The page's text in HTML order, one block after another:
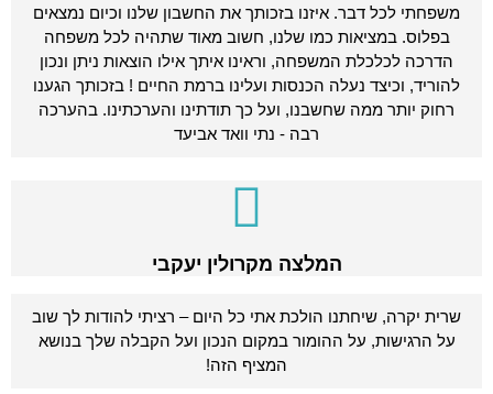
משפחתי לכל דבר. איזנו בזכותך את החשבון שלנו וכיום נמצאים
בפלוס. במציאות כמו שלנו, חשוב מאוד שתהיה לכל משפחה
הדרכה לכלכלת המשפחה, וראינו איתך אילו הוצאות ניתן ונכון
להוריד, וכיצד נעלה הכנסות ועלינו ברמת החיים ! בזכותך הגענו
רחוק יותר ממה שחשבנו, ועל כך תודתינו והערכתינו. בהערכה
רבה - נתי וואד אביעד
המלצה מקרולין יעקבי
שרית יקרה, שיחתנו הולכת אתי כל היום – רציתי להודות לך שוב
על הרגישות, על ההומור במקום הנכון ועל הקבלה שלך בנושא
המציף הזה!